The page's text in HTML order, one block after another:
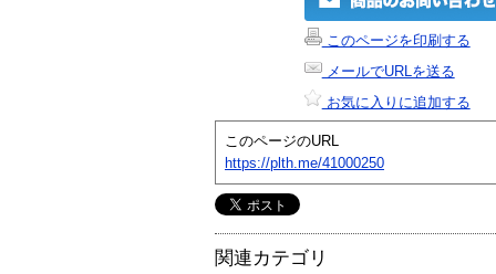
このページを印刷する
メールでURLを送る
お気に入りに追加する
このページのURL
https://plth.me/41000250
関連カテゴリ